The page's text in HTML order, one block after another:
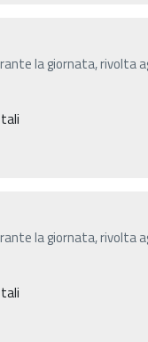
la giornata, rivolta
la giornata, rivolta